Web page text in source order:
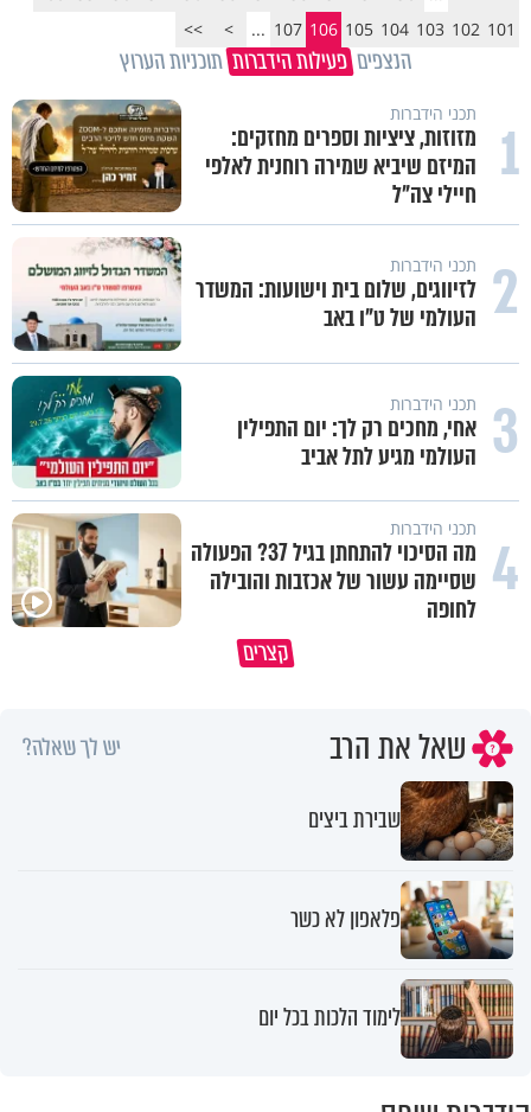
101
102
103
104
105
106
107
...
>
>>
הנצפים פעילות הידברות תוכניות הערוץ
1 תכני הידברות
מזוזות, ציציות וספרים מחזקים:
המיזם שיביא שמירה רוחנית לאלפי
חיילי צה"ל
2 תכני הידברות
לזיווגים, שלום בית וישועות: המשדר
העולמי של ט"ו באב
3 תכני הידברות
אחי, מחכים רק לך: יום התפילין
העולמי מגיע לתל אביב
4 תכני הידברות
מה הסיכוי להתחתן בגיל 37? הפעולה
שסיימה עשור של אכזבות והובילה
לחופה
קצרים
שאל את הרב יש לך שאלה?
שבירת ביצים
פלאפון לא כשר
לימוד הלכות בכל יום